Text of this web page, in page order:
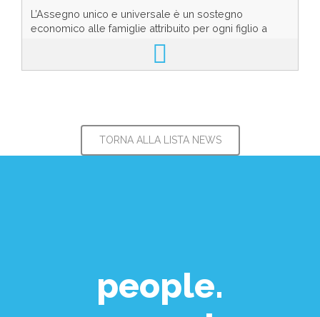
L’Assegno unico e universale è un sostegno
economico alle famiglie attribuito per ogni figlio a
carico fino al compimento dei 21 anni (al ricorrere ...
TORNA ALLA LISTA NEWS
people.